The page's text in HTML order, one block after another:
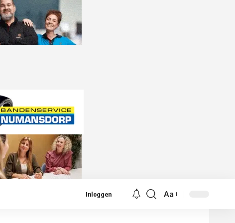
Inloggen
Lettergrootte
Aa